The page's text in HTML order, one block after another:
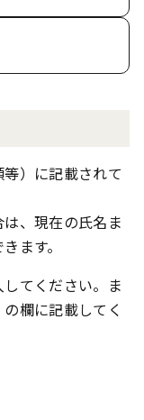
）に記載されて
、現在の氏名ま
ます。
てください。ま
欄に記載してく